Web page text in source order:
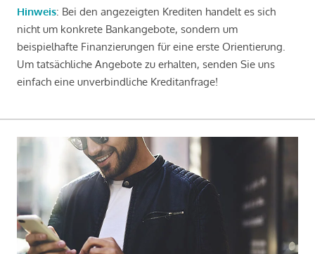
Hinweis: Bei den angezeigten Krediten handelt es sich
nicht um konkrete Bankangebote, sondern um
beispielhafte Finanzierungen für eine erste Orientierung.
Um tatsächliche Angebote zu erhalten, senden Sie uns
einfach eine unverbindliche Kreditanfrage!